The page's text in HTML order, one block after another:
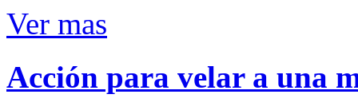
Ver mas
Acción para velar a una